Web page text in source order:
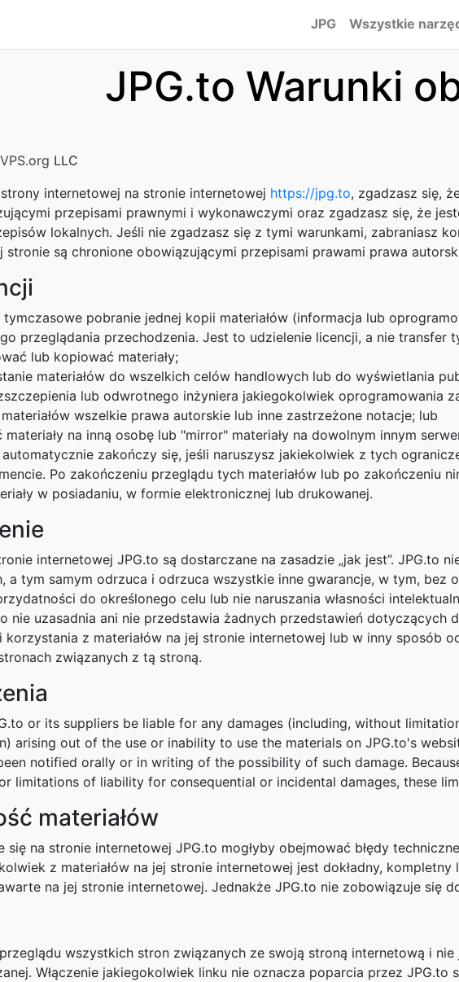
JPG Wszystkie
JPG.to Warunki
VPS.org LLC
internetowej na stronie internetowej https://jpg.to, zgadzasz się,
przepisami prawnymi i wykonawczymi oraz zgadzasz się, że
lokalnych. Jeśli nie zgadzasz się z tymi warunkami, zabraniasz
stronie są chronione obowiązującymi przepisami prawami prawa
tymczasowe pobranie jednej kopii materiałów (informacja lub
przeglądania przechodzenia. Jest to udzielenie licencji, a nie transfer
lub kopiować materiały;
materiałów do wszelkich celów handlowych lub do wyświetlania
lub odwrotnego inżyniera jakiegokolwiek oprogramowania
wszelkie prawa autorskie lub inne zastrzeżone notacje; lub
materiały na inną osobę lub "mirror" materiały na dowolnym innym
zakończy się, jeśli naruszysz jakiekolwiek z tych
Po zakończeniu przeglądu tych materiałów lub po zakończeniu
w posiadaniu, w formie elektronicznej lub drukowanej.
internetowej JPG.to są dostarczane na zasadzie „jak jest”. JPG.to
a tym samym odrzuca i odrzuca wszystkie inne gwarancje, w tym, bez
do określonego celu lub nie naruszania własności
nie uzasadnia ani nie przedstawia żadnych przedstawień dotyczących
korzystania z materiałów na jej stronie internetowej lub w inny sposób
związanych z tą stroną.
or its suppliers be liable for any damages (including, without
arising out of the use or inability to use the materials on JPG.to's
notified orally or in writing of the possibility of such damage.
limitations of liability for consequential or incidental damages, these
materiałów
się na stronie internetowej JPG.to mogłyby obejmować błędy
z materiałów na jej stronie internetowej jest dokładny,
na jej stronie internetowej. Jednakże JPG.to nie zobowiązuje się
wszystkich stron związanych ze swoją stroną internetową i
Włączenie jakiegokolwiek linku nie oznacza poparcia przez